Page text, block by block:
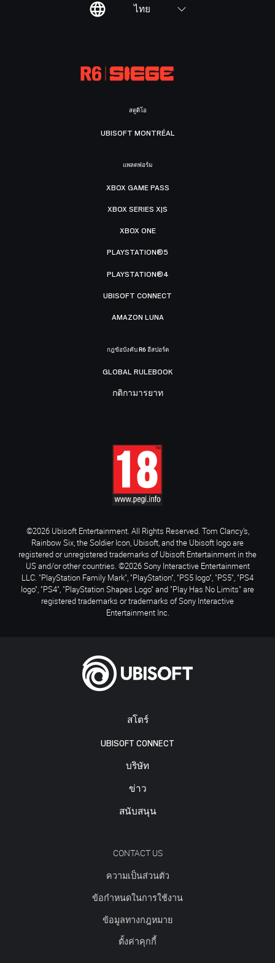
ไทย
สโตร์
UBISOFT CONNECT
บริษัท
ข่าว
สนับสนุน
CONTACT US
ความเป็นส่วนตัว
ข้อกำหนดในการใช้งาน
ข้อมูลทางกฎหมาย
ตั้งค่าคุกกี้
สตูดิโอ
UBISOFT MONTRÉAL
แพลตฟอร์ม
XBOX GAME PASS
XBOX SERIES X|S
XBOX ONE
PLAYSTATION®5
PLAYSTATION®4
UBISOFT CONNECT
AMAZON LUNA
กฎข้อบังคับ R6 อีสปอร์ต
GLOBAL RULEBOOK
กติกามารยาท
©2026 Ubisoft Entertainment. All Rights Reserved. Tom Clancy’s,
Rainbow Six, the Soldier Icon, Ubisoft, and the Ubisoft logo are
registered or unregistered trademarks of Ubisoft Entertainment in the
US and/or other countries. ©2026 Sony Interactive Entertainment
LLC. "PlayStation Family Mark", "PlayStation", "PS5 logo", "PS5", "PS4
logo", "PS4", "PlayStation Shapes Logo" and "Play Has No Limits" are
registered trademarks or trademarks of Sony Interactive
Entertainment Inc.